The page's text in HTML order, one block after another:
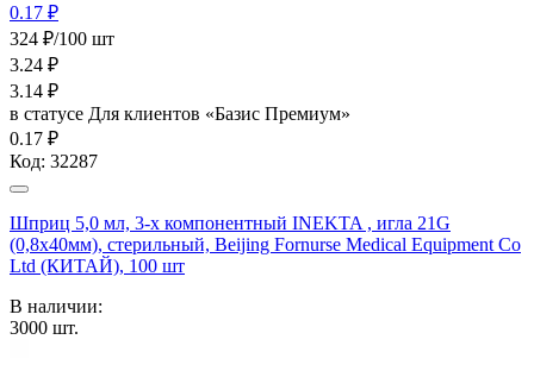
0.17 ₽
324 ₽/100 шт
3.24 ₽
3.14 ₽
в статусе Для клиентов «Базис Премиум»
0.17 ₽
Код: 32287
Шприц 5,0 мл, 3-х компонентный INEKTA , игла 21G
(0,8х40мм), стерильный, Beijing Fornurse Medical Equipment Co
Ltd (КИТАЙ), 100 шт
В наличии:
3000 шт.